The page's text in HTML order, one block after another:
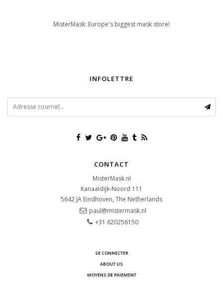
MisterMask: Europe's biggest mask store!
INFOLETTRE
CONTACT
MisterMask.nl
Kanaaldijk-Noord 111
5642 JA Eindhoven, The Netherlands
paul@mistermask.nl
+31 620256150
SE CONNECTER
ABOUT US
MOYENS DE PAIEMENT